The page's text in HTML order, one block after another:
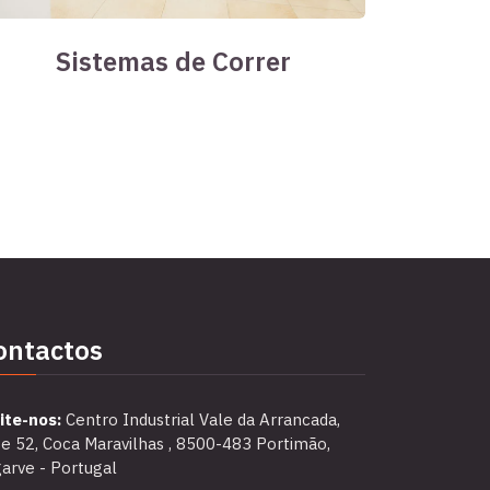
Sistemas de Correr
nos: Centro Industrial Vale da Arrancada,
52, Coca Maravilhas , 8500-483 Portimão,
- Portugal